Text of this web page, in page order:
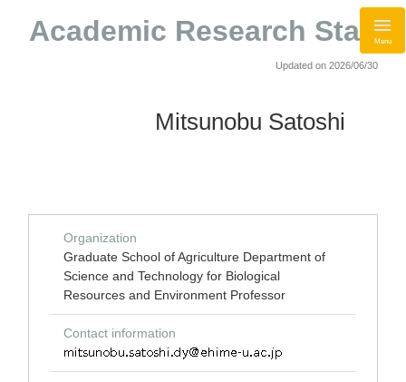
Academic Research StaffMenu
Updated on 2026/06/30
Mitsunobu Satoshi
Organization
Graduate School of Agriculture Department of
Science and Technology for Biological
Resources and Environment Professor
Contact information